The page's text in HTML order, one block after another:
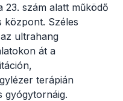
szám alatt működő
központ. Széles
ultrahang
át a
terápián
gyógytornáig.